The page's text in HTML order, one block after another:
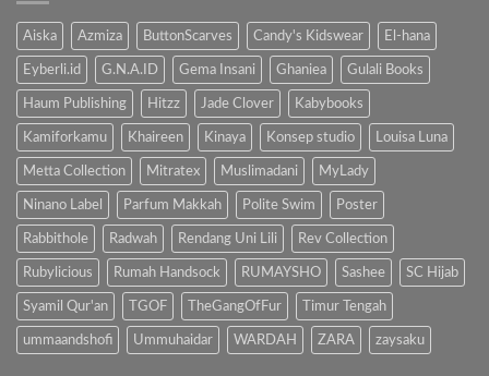
Anak
Aiska Azmiza ButtonScarves Candy's Kidswear El-hana
Eyberli.id G.N.A.ID Gema Insani Ghaniea Gulali Books
Haum Publishing Hitzz Jade Clover Kabybooks
Kamiforkamu Khaireen Kinaya Konsep studio Louisa Luna
Metta Collection Mitratex Muslimadani MyLady
Ninano Label Parfum Makkah Polite Swim Poster
Rabbithole Radwah Rendang Uni Lili Rev Collection
Rubylicious Rumah Handsock RUMAYSHO Sashee SC Hijab
Syamil Qur'an TGOF TheGangOfFur Timur Tengah
ummaandshofi Ummuhaidar WARDAH ZARA zaysaku